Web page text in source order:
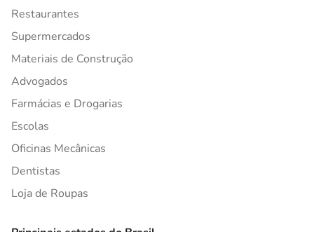
Restaurantes
Supermercados
Materiais de Construção
Advogados
Farmácias e Drogarias
Escolas
Oficinas Mecânicas
Dentistas
Loja de Roupas